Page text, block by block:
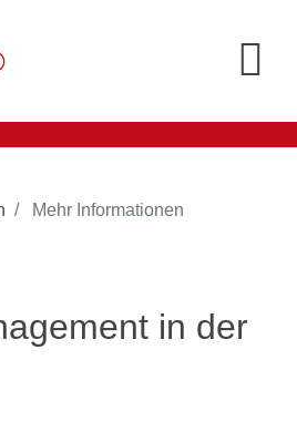
Mehr Informationen
in der